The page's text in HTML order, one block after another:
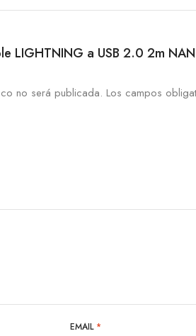
LIGHTNING a USB 2.0 2m
no será publicada. Los campos
EMAIL *